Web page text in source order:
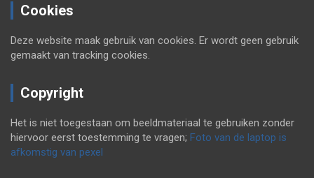
Cookies
Deze website maak gebruik van cookies. Er wordt geen gebruik
gemaakt van tracking cookies.
Copyright
Het is niet toegestaan om beeldmateriaal te gebruiken zonder
hiervoor eerst toestemming te vragen; Foto van de laptop is
afkomstig van pexel